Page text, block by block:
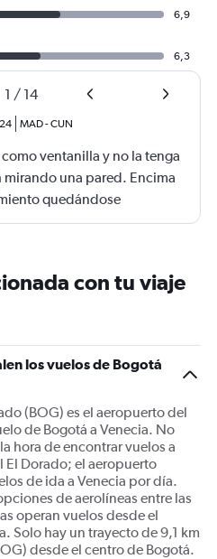
6,9
6,3
1 / 14
MAD-CUN
ventanilla y no la tenga
mirando una pared. Encima
quedándose
con tu viaje
los vuelos de Bogotá
(BOG) es el aeropuerto del
de Bogotá a Venecia. No
hora de encontrar vuelos a
El Dorado; el aeropuerto
de ida a Venecia por día.
de aerolíneas entre las
operan vuelos desde el
Solo hay un trayecto de 9,1 km
desde el centro de Bogotá.